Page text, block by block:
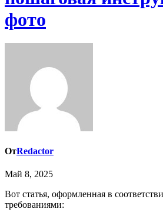
фото
ОтRedactor
Май 8, 2025
Вот статья, оформленная в соответствии с вашими
требованиями: